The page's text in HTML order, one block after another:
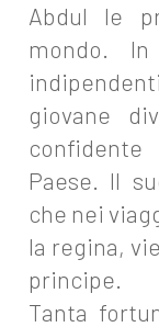
Abdul le
mondo.
giovane
Paese. Il
che nei
la regina,
principe.
Tanta